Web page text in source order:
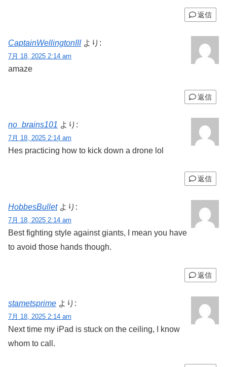
返信
CaptainWellingtonIII より:
7月 18, 2025 2:14 am
amaze
返信
no_brains101 より:
7月 18, 2025 2:14 am
Hes practicing how to kick down a drone lol
返信
HobbesBullet より:
7月 18, 2025 2:14 am
Best fighting style against giants, I mean you have
to avoid those hands though.
返信
stametsprime より:
7月 18, 2025 2:14 am
Next time my iPad is stuck on the ceiling, I know
whom to call.